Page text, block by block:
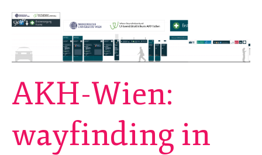
AKH-Wien:
wayfinding in